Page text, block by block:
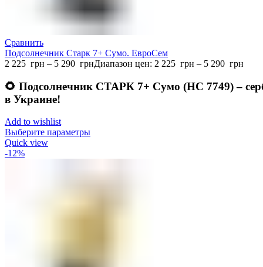
Сравнить
Подсолнечник Старк 7+ Сумо. ЕвроСем
2 225 грн – 5 290 грнДиапазон цен: 2 225 грн – 5 290 грн
🌻 Подсолнечник СТАРК 7+ Сумо (НС 7749) –
в Украине!
Add to wishlist
Выберите параметры
Quick view
-12%